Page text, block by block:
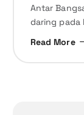
Antar
daring pada
Read More